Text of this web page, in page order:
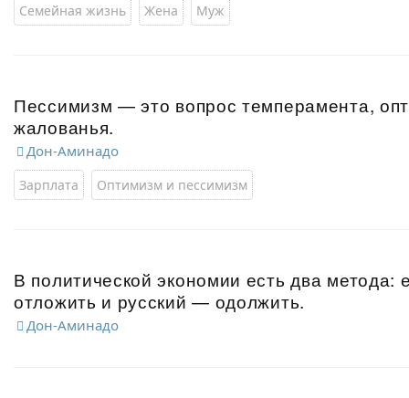
Семейная жизнь Жена Муж
Пессимизм — это вопрос темперамента,
жалованья.
Дон-Аминадо
Зарплата Оптимизм и пессимизм
В политической экономии есть два метода:
отложить и русский — одолжить.
Дон-Аминадо